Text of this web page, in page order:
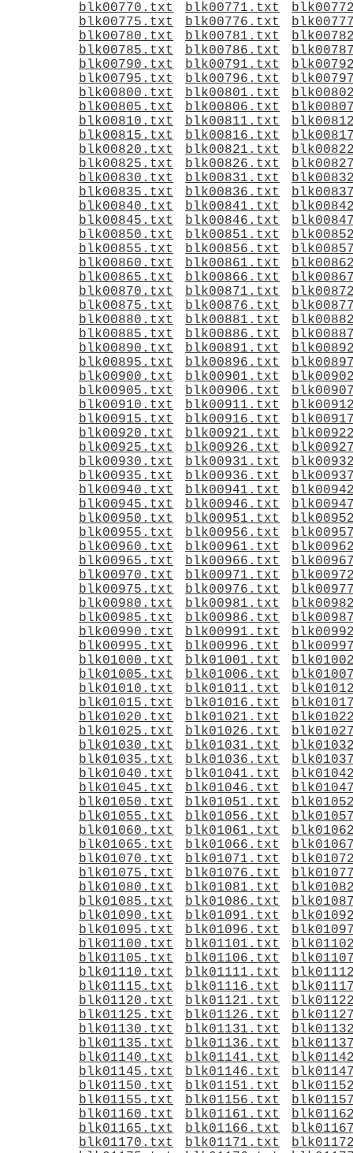
blk00770.txt
blk00771.txt
blk00775.txt
blk00776.txt
blk00780.txt
blk00781.txt
blk00785.txt
blk00786.txt
blk00790.txt
blk00791.txt
blk00795.txt
blk00796.txt
blk00800.txt
blk00801.txt
blk00805.txt
blk00806.txt
blk00810.txt
blk00811.txt
blk00815.txt
blk00816.txt
blk00820.txt
blk00821.txt
blk00825.txt
blk00826.txt
blk00830.txt
blk00831.txt
blk00835.txt
blk00836.txt
blk00840.txt
blk00841.txt
blk00845.txt
blk00846.txt
blk00850.txt
blk00851.txt
blk00855.txt
blk00856.txt
blk00860.txt
blk00861.txt
blk00865.txt
blk00866.txt
blk00870.txt
blk00871.txt
blk00875.txt
blk00876.txt
blk00880.txt
blk00881.txt
blk00885.txt
blk00886.txt
blk00890.txt
blk00891.txt
blk00895.txt
blk00896.txt
blk00900.txt
blk00901.txt
blk00905.txt
blk00906.txt
blk00910.txt
blk00911.txt
blk00915.txt
blk00916.txt
blk00920.txt
blk00921.txt
blk00925.txt
blk00926.txt
blk00930.txt
blk00931.txt
blk00935.txt
blk00936.txt
blk00940.txt
blk00941.txt
blk00945.txt
blk00946.txt
blk00950.txt
blk00951.txt
blk00955.txt
blk00956.txt
blk00960.txt
blk00961.txt
blk00965.txt
blk00966.txt
blk00970.txt
blk00971.txt
blk00975.txt
blk00976.txt
blk00980.txt
blk00981.txt
blk00985.txt
blk00986.txt
blk00990.txt
blk00991.txt
blk00995.txt
blk00996.txt
blk01000.txt
blk01001.txt
blk01005.txt
blk01006.txt
blk01010.txt
blk01011.txt
blk01015.txt
blk01016.txt
blk01020.txt
blk01021.txt
blk01025.txt
blk01026.txt
blk01030.txt
blk01031.txt
blk01035.txt
blk01036.txt
blk01040.txt
blk01041.txt
blk01045.txt
blk01046.txt
blk01050.txt
blk01051.txt
blk01055.txt
blk01056.txt
blk01060.txt
blk01061.txt
blk01065.txt
blk01066.txt
blk01070.txt
blk01071.txt
blk01075.txt
blk01076.txt
blk01080.txt
blk01081.txt
blk01085.txt
blk01086.txt
blk01090.txt
blk01091.txt
blk01095.txt
blk01096.txt
blk01100.txt
blk01101.txt
blk01105.txt
blk01106.txt
blk01110.txt
blk01111.txt
blk01115.txt
blk01116.txt
blk01120.txt
blk01121.txt
blk01125.txt
blk01126.txt
blk01130.txt
blk01131.txt
blk01135.txt
blk01136.txt
blk01140.txt
blk01141.txt
blk01145.txt
blk01146.txt
blk01150.txt
blk01151.txt
blk01155.txt
blk01156.txt
blk01160.txt
blk01161.txt
blk01165.txt
blk01166.txt
blk01170.txt
blk01171.txt